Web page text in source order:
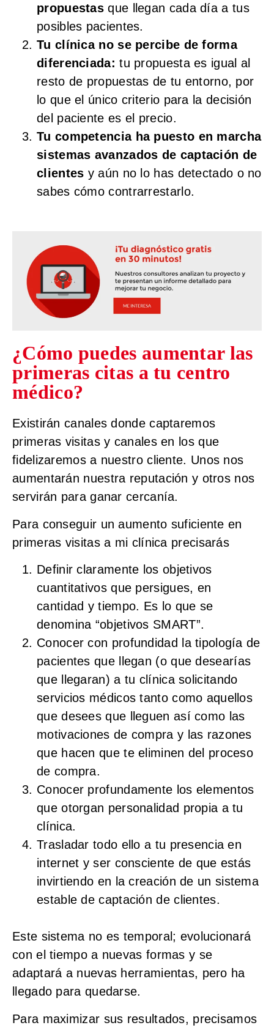
propuestas que llegan cada día a tus
posibles pacientes.
Tu clínica no se percibe de forma
diferenciada: tu propuesta es igual al
resto de propuestas de tu entorno, por
lo que el único criterio para la decisión
del paciente es el precio.
Tu competencia ha puesto en marcha
sistemas avanzados de captación de
clientes y aún no lo has detectado o no
sabes cómo contrarrestarlo.
¿Cómo puedes aumentar las
primeras citas a tu centro
médico?
Existirán canales donde captaremos
primeras visitasy canales en los que
fidelizaremosa nuestro cliente. Unos nos
aumentarán nuestra reputación y otros nos
servirán para ganar cercanía.
Para conseguir un aumento suficiente en
primeras visitas a mi clínica precisarás
Definir claramente los objetivos
cuantitativosque persigues, en
cantidad y tiempo. Es lo que se
denomina “objetivos SMART”.
Conocer con profundidad la tipología de
pacientes que llegan (o que desearías
que llegaran) a tu clínica solicitando
servicios médicos tanto como aquellos
que desees que lleguen así como las
motivaciones de compra y las razones
que hacen que te eliminen del proceso
de compra.
Conocer profundamente los elementos
que otorgan personalidad propia a tu
clínica.
Trasladar todo ello a tu presencia en
internet y ser consciente de que estás
invirtiendo en lacreación de un sistema
estable de captación de clientes.
Este sistema no es temporal; evolucionará
con el tiempo a nuevas formas y se
adaptará a nuevas herramientas, pero ha
llegado para quedarse.
Para maximizar sus resultados, precisamos